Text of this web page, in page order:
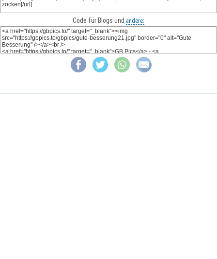
Code für Blogs und andere: